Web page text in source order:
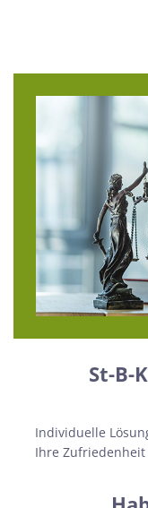
St-B-
Individuelle
Ihre